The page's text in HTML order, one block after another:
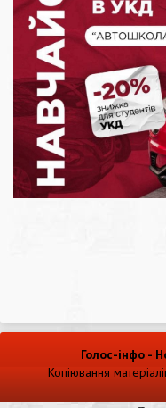
Голос-інфо -
Копіювання